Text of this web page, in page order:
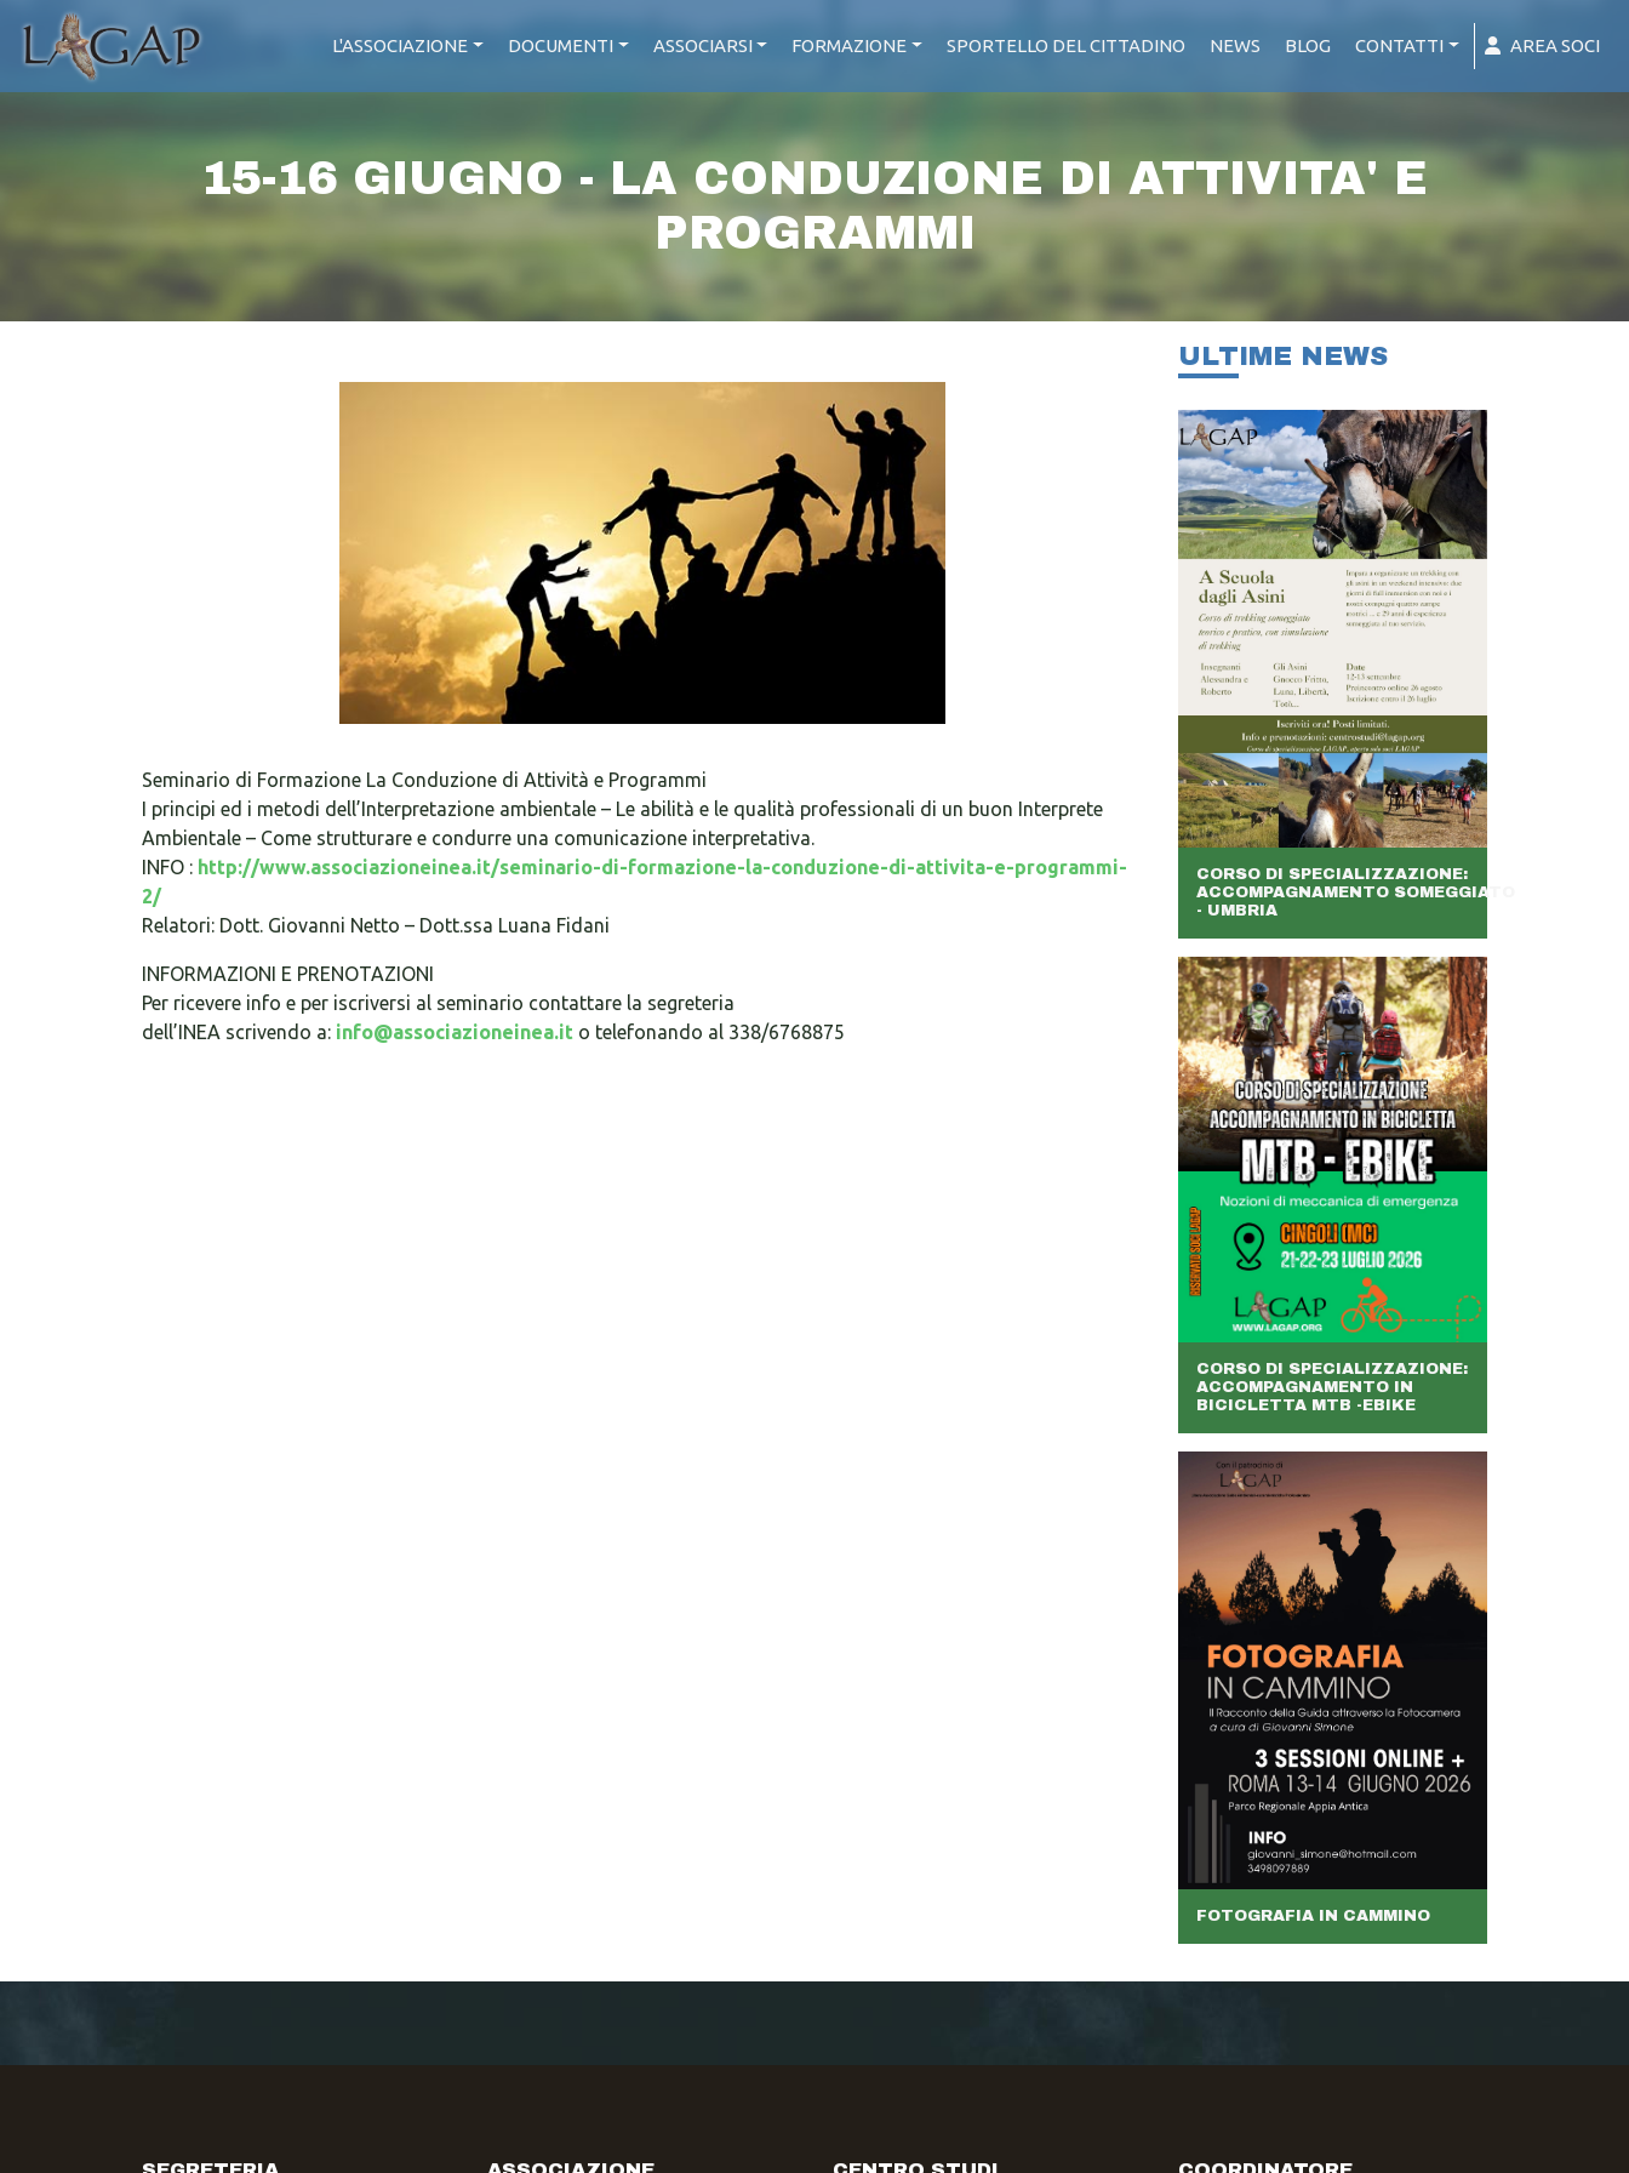
L'ASSOCIAZIONE DOCUMENTI ASSOCIARSI FORMAZIONE SPORTELLO DEL CITTADINO NEWS BLOG CONTATTI AREA SOCI
15-16 GIUGNO - LA CONDUZIONE DI ATTIVITA' E
PROGRAMMI
Seminario di Formazione La Conduzione di Attività e Programmi
I principi ed i metodi dell’Interpretazione ambientale – Le abilità e le qualità professionali di un buon Interprete
Ambientale – Come strutturare e condurre una comunicazione interpretativa.
INFO : http://www.associazioneinea.it/seminario-di-formazione-la-conduzione-di-attivita-e-programmi-
2/
Relatori: Dott. Giovanni Netto – Dott.ssa Luana Fidani
INFORMAZIONI E PRENOTAZIONI
Per ricevere info e per iscriversi al seminario contattare la segreteria
dell’INEA scrivendo a: info@associazioneinea.it o telefonando al 338/6768875
ULTIME NEWS
CORSO DI SPECIALIZZAZIONE:
ACCOMPAGNAMENTO SOMEGGIATO
- UMBRIA
CORSO DI SPECIALIZZAZIONE:
ACCOMPAGNAMENTO IN
BICICLETTA MTB -EBIKE
FOTOGRAFIA IN CAMMINO